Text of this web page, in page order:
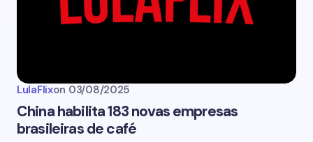
LulaFlixon 03/08/2025
China habilita 183 novas empresas
brasileiras de café